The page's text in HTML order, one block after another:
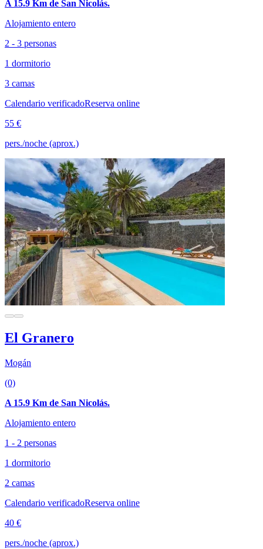
A 15.9 Km de San Nicolás.
Alojamiento entero
2 - 3 personas
1 dormitorio
3 camas
Calendario verificadoReserva online
55 €
pers./noche (aprox.)
El Granero
Mogán
(0)
A 15.9 Km de San Nicolás.
Alojamiento entero
1 - 2 personas
1 dormitorio
2 camas
Calendario verificadoReserva online
40 €
pers./noche (aprox.)